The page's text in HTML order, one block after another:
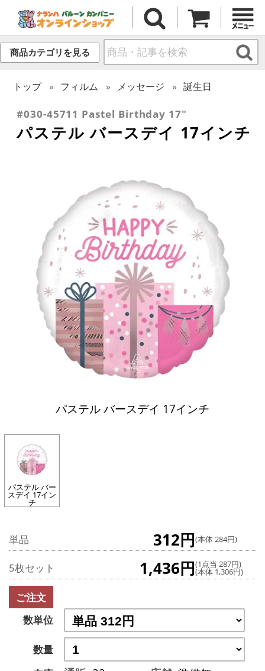
商品カテゴリを見る
トップ フィルム メッセージ 誕生日
#030-45711 Pastel Birthday 17"
パステル バースデイ 17インチ
パステル バースデイ 17インチ
パステル バー
スデイ 17イン
チ
単品 312円(本体 284円)
5枚セット 1,436円(1点当 287円)
(本体 1,306円)
ご注文
数単位
数量